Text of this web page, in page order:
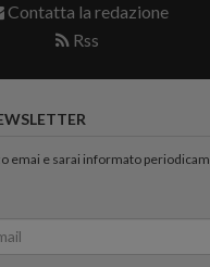
Contatta la redazione
Rss
emai e sarai informato